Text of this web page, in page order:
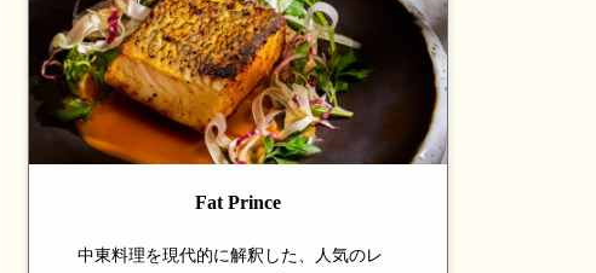
Fat Prince
中東料理を現代的に解釈した、人気のレ